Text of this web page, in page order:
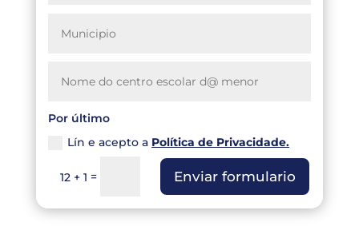
Por último
Lín e acepto a Política de Privacidade.
12 + 1 = Enviar formulario